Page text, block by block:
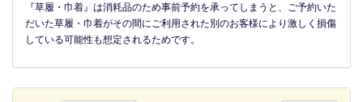
『草履・巾着』は消耗品のため事前予約を承ってしまうと、ご予約いた
だいた草履・巾着がその間にご利用された別のお客様により激しく損傷
している可能性も想定されるためです。